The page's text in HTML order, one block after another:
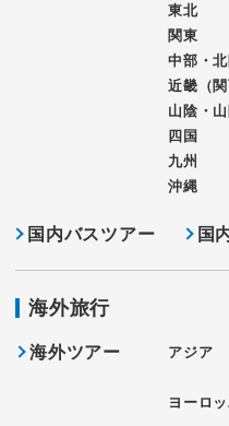
東北
関東
中部・
近畿（関
山陰・
四国
九州
沖縄
国内バスツアー 国
海外旅行
海外ツアー アジア
ヨーロ